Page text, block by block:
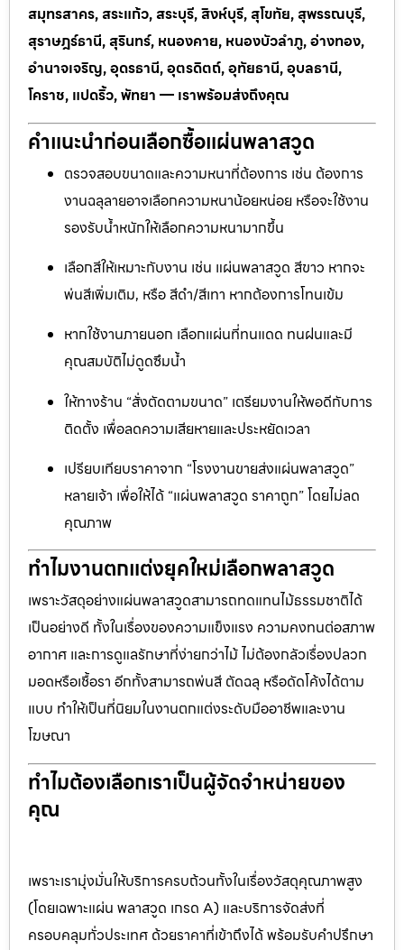
สมุทรสาคร, สระแก้ว, สระบุรี, สิงห์บุรี, สุโขทัย, สุพรรณบุรี,
สุราษฎร์ธานี, สุรินทร์, หนองคาย, หนองบัวลำภู, อ่างทอง,
อำนาจเจริญ, อุดรธานี, อุตรดิตถ์, อุทัยธานี, อุบลธานี,
โคราช, แปดริ้ว, พัทยา — เราพร้อมส่งถึงคุณ
คำแนะนำก่อนเลือกซื้อแผ่นพลาสวูด
ตรวจสอบขนาดและความหนาที่ต้องการ เช่น ต้องการ
งานฉลุลายอาจเลือกความหนาน้อยหน่อย หรือจะใช้งาน
รองรับน้ำหนักให้เลือกความหนามากขึ้น
เลือกสีให้เหมาะกับงาน เช่น แผ่นพลาสวูด สีขาว หากจะ
พ่นสีเพิ่มเติม, หรือ สีดำ/สีเทา หากต้องการโทนเข้ม
หากใช้งานภายนอก เลือกแผ่นที่ทนแดด ทนฝนและมี
คุณสมบัติไม่ดูดซึมน้ำ
ให้ทางร้าน “สั่งตัดตามขนาด” เตรียมงานให้พอดีกับการ
ติดตั้ง เพื่อลดความเสียหายและประหยัดเวลา
เปรียบเทียบราคาจาก “โรงงานขายส่งแผ่นพลาสวูด”
หลายเจ้า เพื่อให้ได้ “แผ่นพลาสวูด ราคาถูก” โดยไม่ลด
คุณภาพ
ทำไมงานตกแต่งยุคใหม่เลือกพลาสวูด
เพราะวัสดุอย่างแผ่นพลาสวูดสามารถทดแทนไม้ธรรมชาติได้
เป็นอย่างดี ทั้งในเรื่องของความแข็งแรง ความคงทนต่อสภาพ
อากาศ และการดูแลรักษาที่ง่ายกว่าไม้ ไม่ต้องกลัวเรื่องปลวก
มอดหรือเชื้อรา อีกทั้งสามารถพ่นสี ตัดฉลุ หรือดัดโค้งได้ตาม
แบบ ทำให้เป็นที่นิยมในงานตกแต่งระดับมืออาชีพและงาน
โฆษณา
ทำไมต้องเลือกเราเป็นผู้จัดจำหน่ายของ
คุณ
เพราะเรามุ่งมั่นให้บริการครบถ้วนทั้งในเรื่องวัสดุคุณภาพสูง
(โดยเฉพาะแผ่น พลาสวูด เกรด A) และบริการจัดส่งที่
ครอบคลุมทั่วประเทศ ด้วยราคาที่เข้าถึงได้ พร้อมรับคำปรึกษา